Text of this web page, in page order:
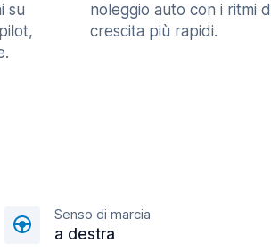
su
noleggio auto con i ritmi
crescita più rapidi.
Senso di marcia
a destra